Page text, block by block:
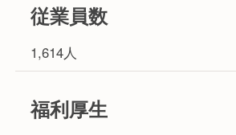
従業員数
1,614人
福利厚生